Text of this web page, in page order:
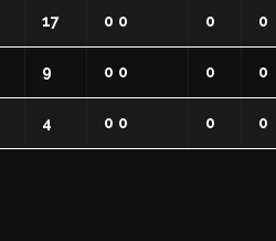
Settore Organizzativo
Territoriale
Webmail
RIFORMA DELLO SPORT
17 0 0 0 0
9 0 0 0 0
4 0 0 0 0